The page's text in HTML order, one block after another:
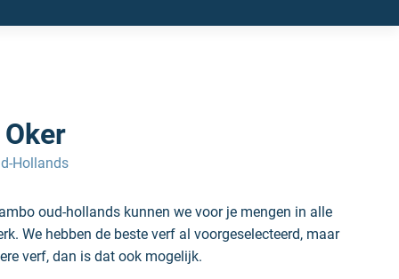
Hollands
oud-hollands kunnen we voor je mengen in alle
We hebben de beste verf al voorgeselecteerd, maar
verf, dan is dat ook mogelijk.